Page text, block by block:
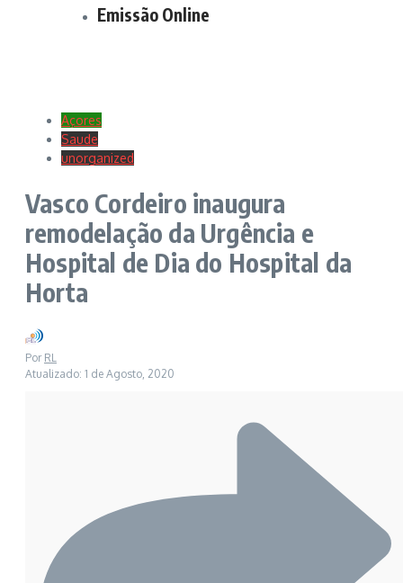
Emissão Online
Açores
Saude
unorganized
Vasco Cordeiro inaugura
remodelação da Urgência e
Hospital de Dia do Hospital da
Horta
Por RL
Atualizado: 1 de Agosto, 2020